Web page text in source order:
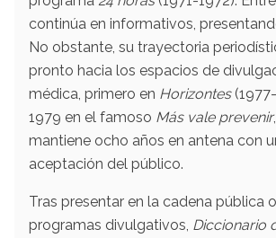
continúa en informativos,
No obstante, su trayectoria
pronto hacia los espacios de
médica, primero en Horizontes
1979 en el famoso Más vale prevenir
mantiene ocho años en antena con
aceptación del público.
Tras presentar en la cadena pública
programas divulgativos, Diccionario